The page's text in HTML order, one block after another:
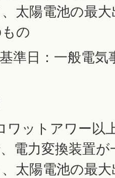
太陽電池の最
の
準日：一般電気
ワットアワー以
電力変換装置
太陽電池の最